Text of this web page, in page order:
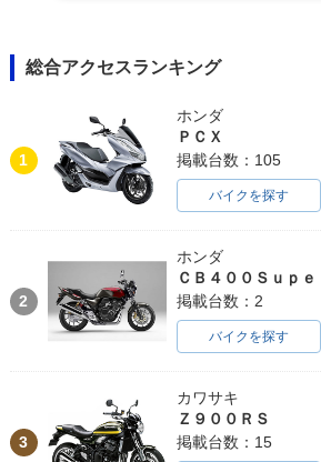
総合アクセスランキング
1
ホンダ
ＰＣＸ
掲載台数：105
バイクを探す
2
ホンダ
掲載台数：2
バイクを探す
3
カワサキ
Ｚ９００ＲＳ
掲載台数：15